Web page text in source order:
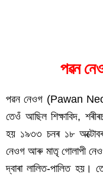
পৱন
পৱন নেওগ (Pawan
তেওঁ আছিল শিক্ষাবিদ,
হয় ১৯৩৩ চনৰ ১৮ অক্টোবৰ
নেওগ আৰু মাতৃ গোলাপী
দ্বাৰা লালিত-পালিত হয়।